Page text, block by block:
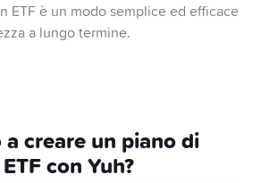
ETF è un modo semplice ed efficace
a lungo termine.
creare un piano di
con Yuh?